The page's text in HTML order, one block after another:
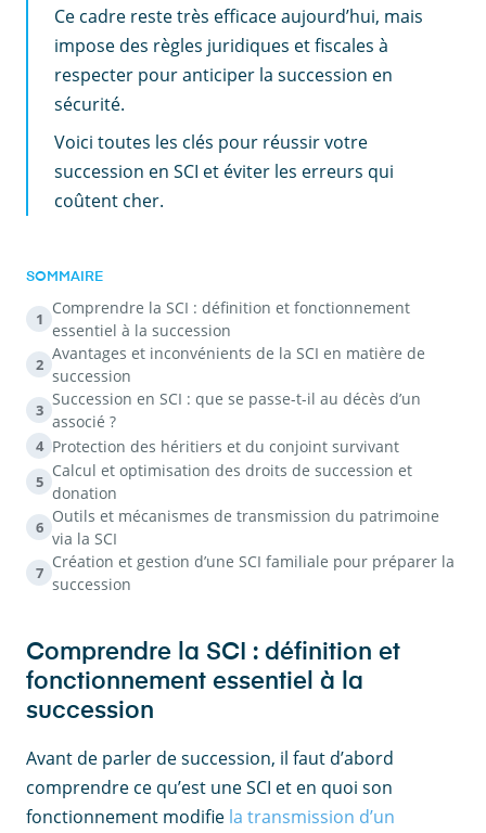
Ce cadre reste très efficace aujourd’hui, mais
impose des règles juridiques et fiscales à
respecter pour anticiper la succession en
sécurité.
Voici toutes les clés pour réussir votre
succession en SCI et éviter les erreurs qui
coûtent cher.
SOMMAIRE
1
Comprendre la SCI : définition et fonctionnement
essentiel à la succession
2
Avantages et inconvénients de la SCI en matière de
succession
3
Succession en SCI : que se passe-t-il au décès d’un
associé ?
4 Protection des héritiers et du conjoint survivant
5
Calcul et optimisation des droits de succession et
donation
6
Outils et mécanismes de transmission du patrimoine
via la SCI
7
Création et gestion d’une SCI familiale pour préparer la
succession
Comprendre la SCI : définition et
fonctionnement essentiel à la
succession
Avant de parler de succession, il faut d’abord
comprendre ce qu’est une SCI et en quoi son
fonctionnement modifie la transmission d’un